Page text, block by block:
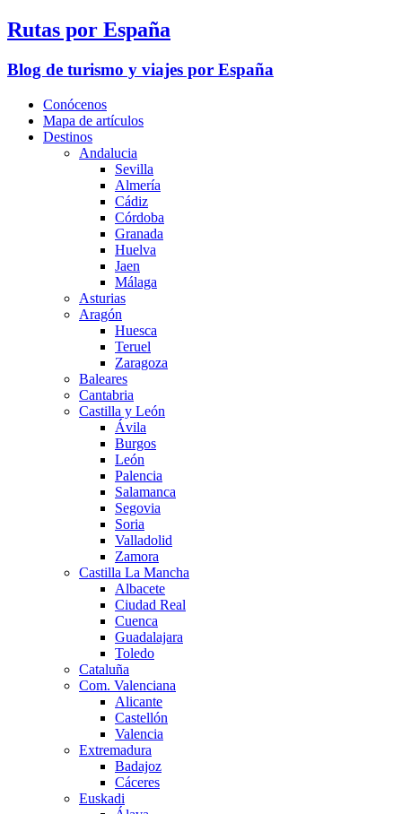
Rutas por España
Blog de turismo y viajes por España
Conócenos
Mapa de artículos
Destinos
Andalucia
Sevilla
Almería
Cádiz
Córdoba
Granada
Huelva
Jaen
Málaga
Asturias
Aragón
Huesca
Teruel
Zaragoza
Baleares
Cantabria
Castilla y León
Ávila
Burgos
León
Palencia
Salamanca
Segovia
Soria
Valladolid
Zamora
Castilla La Mancha
Albacete
Ciudad Real
Cuenca
Guadalajara
Toledo
Cataluña
Com. Valenciana
Alicante
Castellón
Valencia
Extremadura
Badajoz
Cáceres
Euskadi